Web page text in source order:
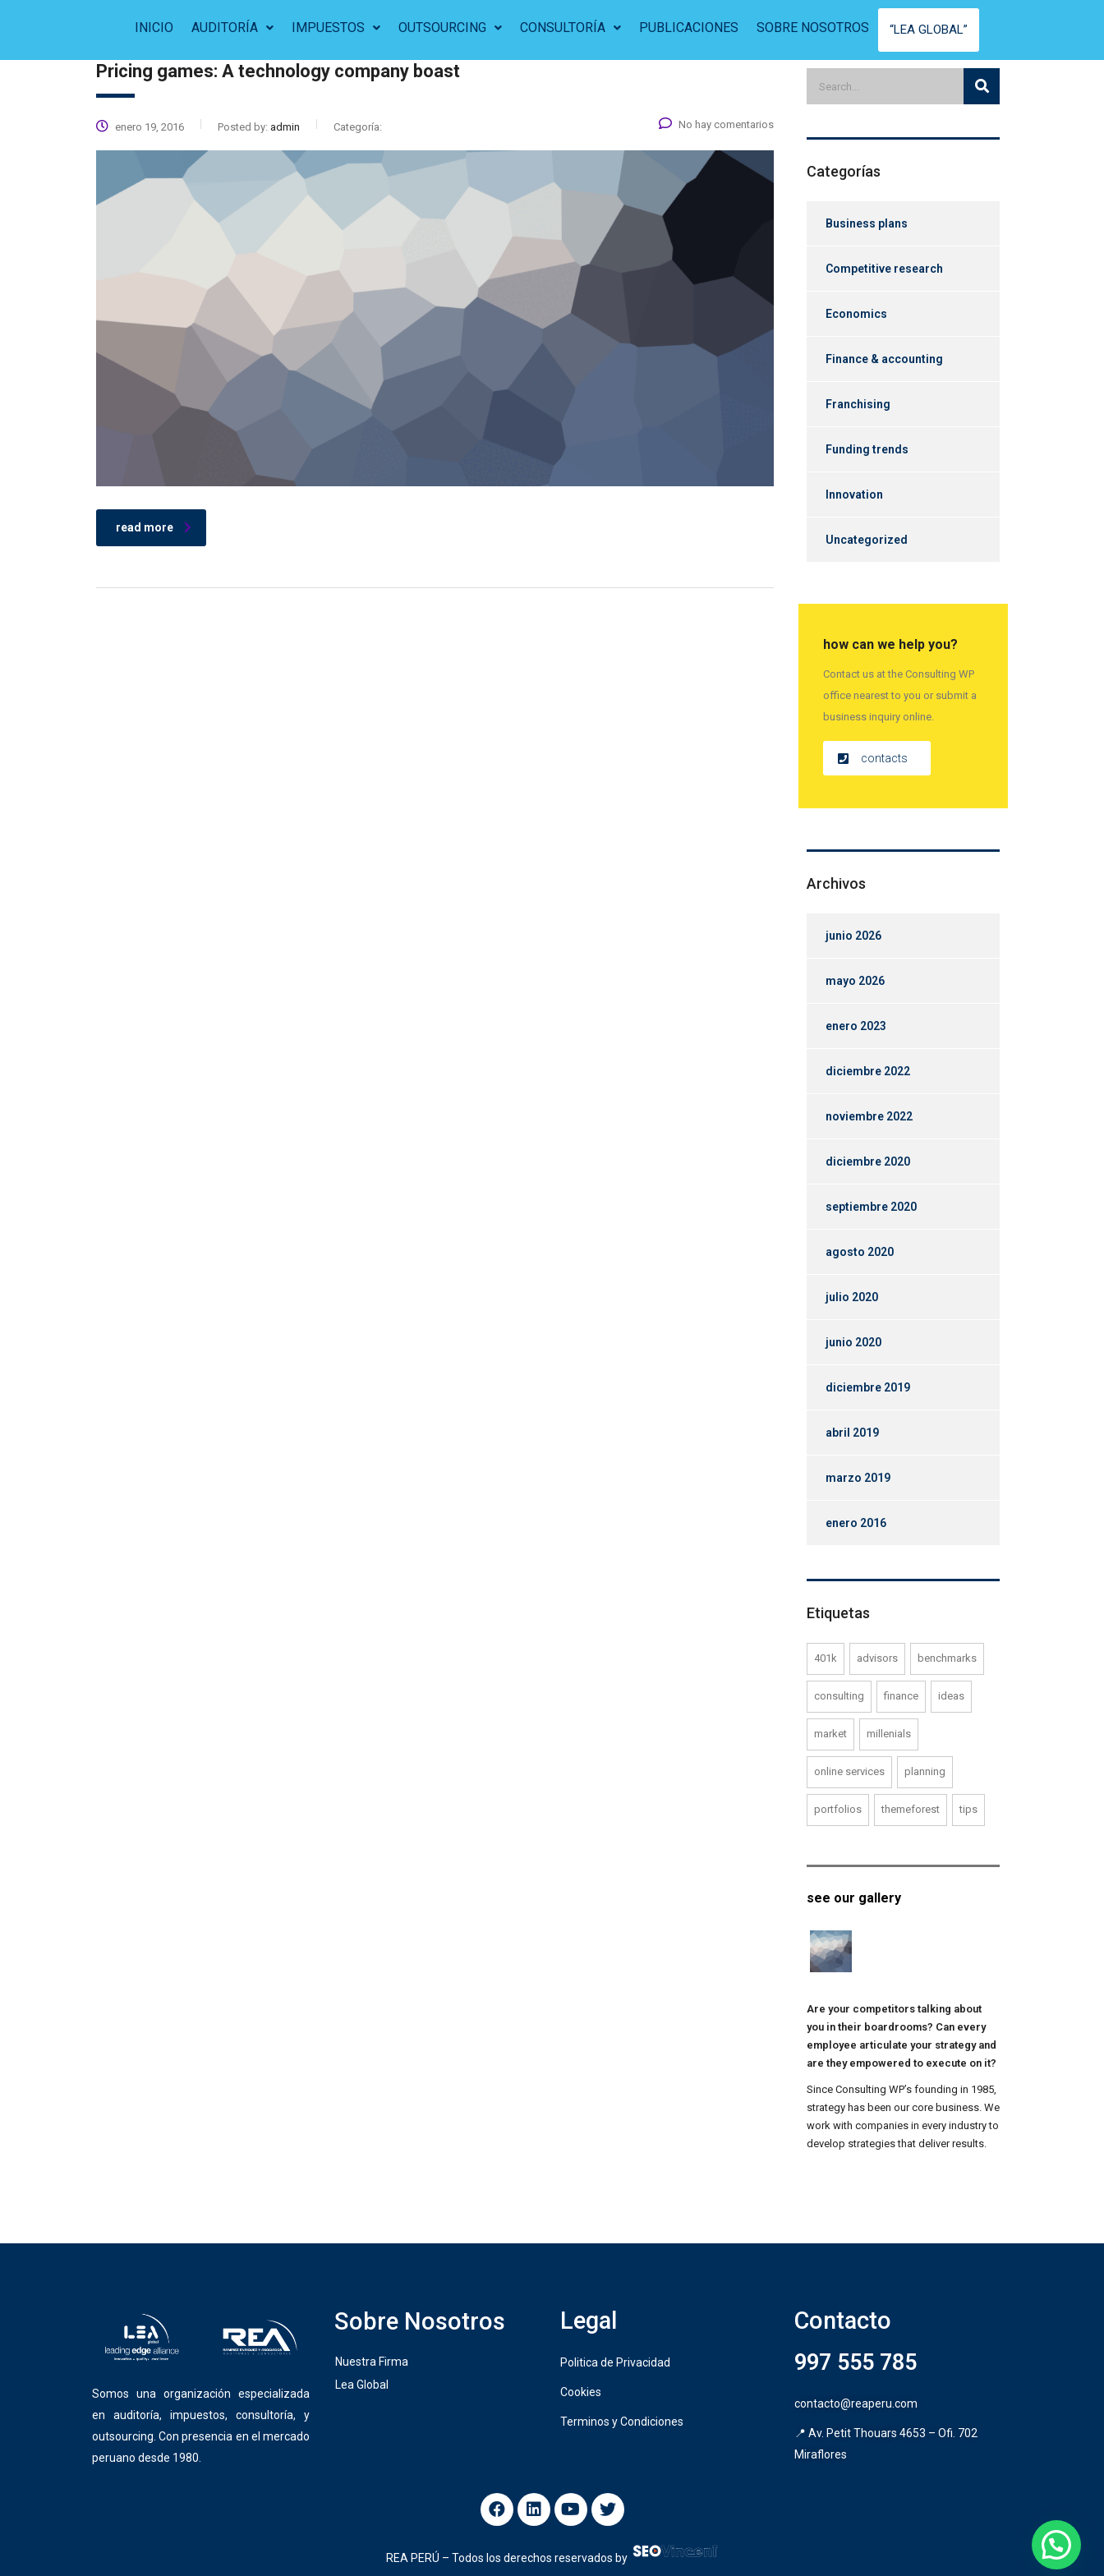
INICIO AUDITORÍA IMPUESTOS OUTSOURCING CONSULTORÍA PUBLICACIONES SOBRE NOSOTROS “LEA GLOBAL”
Pricing games: A technology company boast
enero 19, 2016 Posted by: admin Categoría: No hay comentarios
read more
Categorías
Business plans
Competitive research
Economics
Finance & accounting
Franchising
Funding trends
Innovation
Uncategorized
how can we help you?
Contact us at the Consulting WP
office nearest to you or submit a
business inquiry online.
contacts
Archivos
junio 2026
mayo 2026
enero 2023
diciembre 2022
noviembre 2022
diciembre 2020
septiembre 2020
agosto 2020
julio 2020
junio 2020
diciembre 2019
abril 2019
marzo 2019
enero 2016
Etiquetas
401k advisors benchmarks
consulting finance ideas
market millenials
online services planning
portfolios themeforest tips
see our gallery
Are your competitors talking about
you in their boardrooms? Can every
employee articulate your strategy and
are they empowered to execute on it?
Since Consulting WP’s founding in 1985,
strategy has been our core business. We
work with companies in every industry to
develop strategies that deliver results.
Somos una organización especializada
en auditoría, impuestos, consultoría, y
outsourcing. Con presencia en el mercado
peruano desde 1980.
Sobre Nosotros
Nuestra Firma
Lea Global
Legal
Politica de Privacidad
Cookies
Terminos y Condiciones
Contacto
997 555 785
contacto@reaperu.com
📍 Av. Petit Thouars 4653 – Ofi. 702
Miraflores
REA PERÚ – Todos los derechos reservados by